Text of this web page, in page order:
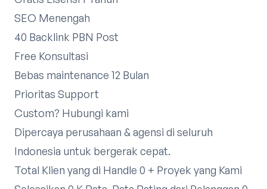
SEO Menengah
40 Backlink PBN Post
Free Konsultasi
Bebas maintenance 12 Bulan
Prioritas Support
Custom? Hubungi kami
Dipercaya perusahaan & agensi di seluruh
Indonesia untuk bergerak cepat.
Total Klien yang di Handle 0 + Proyek yang Kami